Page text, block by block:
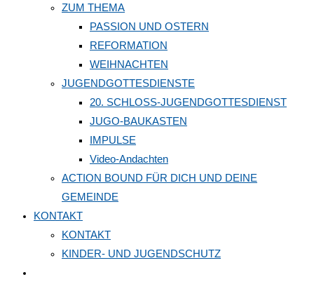
ZUM THEMA
PASSION UND OSTERN
REFORMATION
WEIHNACHTEN
JUGENDGOTTESDIENSTE
20. SCHLOSS-JUGENDGOTTESDIENST
JUGO-BAUKASTEN
IMPULSE
Video-Andachten
ACTION BOUND FÜR DICH UND DEINE
GEMEINDE
KONTAKT
KONTAKT
KINDER- UND JUGENDSCHUTZ